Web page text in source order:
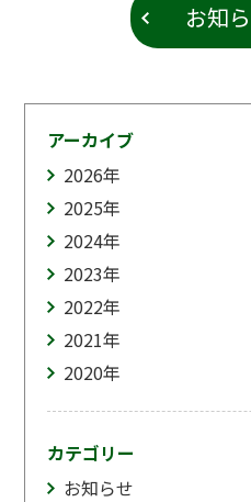
お知
アーカイブ
2026年
2025年
2024年
2023年
2022年
2021年
2020年
カテゴリー
お知らせ